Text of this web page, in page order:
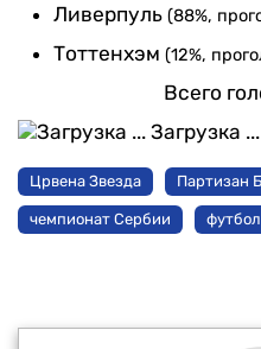
Ливерпуль (88%,
Тоттенхэм (12%,
Всего
Загрузка ...
Црвена Звезда Партизан
чемпионат Сербии